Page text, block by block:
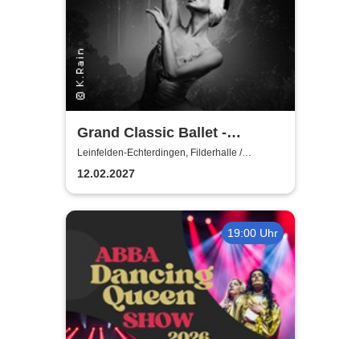
Grand Classic Ballet -
Schwanensee - Jenseits der
Bühne mit live Streichquartett
Leinfelden-Echterdingen, Filderhalle /
Kongress-u.KulturCentrum
12.02.2027
19:00 Uhr